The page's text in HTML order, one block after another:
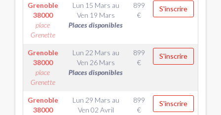
Grenoble
38000
place
Grenette
Lun 15 Mars au
Ven 19 Mars
Places disponibles
899
€
S'inscrire
Grenoble
38000
place
Grenette
Lun 22 Mars au
Ven 26 Mars
Places disponibles
899
€
S'inscrire
Grenoble
38000
Lun 29 Mars au
Ven 02 Avril
899
€
S'inscrire